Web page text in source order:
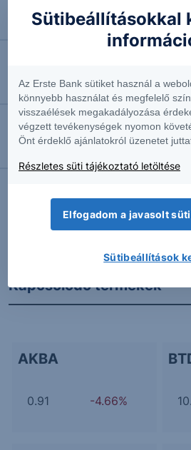
Négyhavi mélyponton a forint
EURUSD: munkapiaci
2026.08.07. 10:37
További Erste
Kapcsolódó termékek
AKBA
0.91 -4.66%
Sütibeállításokkal
Az Erste Bank sütiket használ a
könnyebb használat és megfelelő
visszaélések megakadályozása
végzett tevékenységek nyomon
Önt érdeklő ajánlatokról üzenetet
Részletes süti tájékoztató letöltése
Elfogadom a javasolt
Sütibeállítások